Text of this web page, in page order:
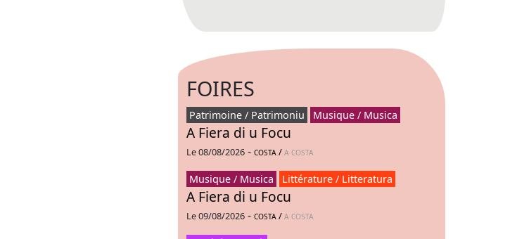
FOIRES
Patrimoine / Patrimoniu Musique / Musica
A Fiera di u Focu
Le 08/08/2026 - COSTA / A COSTA
Musique / Musica Littérature / Litteratura
A Fiera di u Focu
Le 09/08/2026 - COSTA / A COSTA